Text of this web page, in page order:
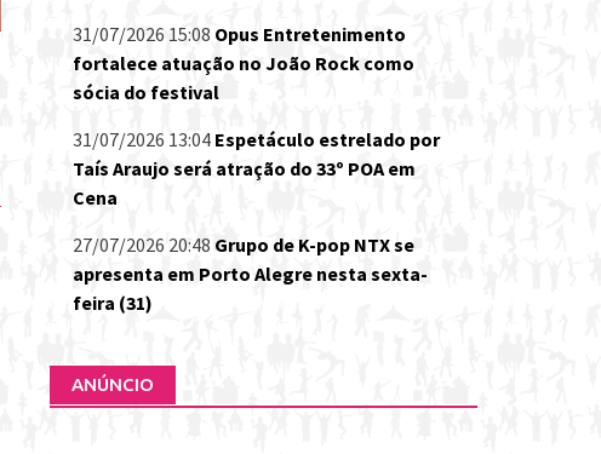
31/07/2026 15:08 Opus Entretenimento
fortalece atuação no João Rock como
sócia do festival
31/07/2026 13:04 Espetáculo estrelado por
Taís Araujo será atração do 33º POA em
Cena
27/07/2026 20:48 Grupo de K-pop NTX se
apresenta em Porto Alegre nesta sexta-
feira (31)
ANÚNCIO